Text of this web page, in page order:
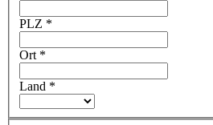
PLZ *
Ort *
Land *